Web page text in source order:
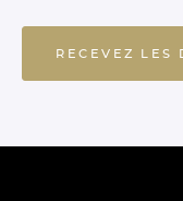
RECEVEZ LES